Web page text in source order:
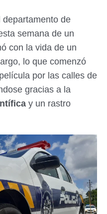
departamento de
semana de un
con la vida de un
lo que comenzó
por las calles de
gracias a la
y un rastro